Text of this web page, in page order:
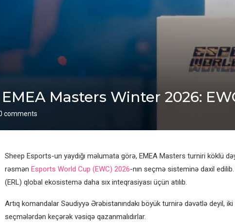
Masters Winter 2026:
comments
Sheep Esports-un yaydığı məlumata görə, EMEA Masters turniri köklü
rəsmən Esports World Cup (EWC) 2026-nın seçmə sisteminə daxil
(ERL) qlobal ekosistemə daha sıx inteqrasiyası üçün atılıb.
Artıq komandalar Səudiyyə Ərəbistanındakı böyük turnirə dəvətlə deyil,
seçmələrdən keçərək vəsiqə qazanmalıdırlar.